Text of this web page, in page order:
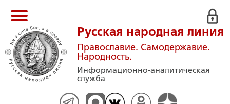
Русская народная линия
Православие. Самодержавие.
Народность.
Информационно-аналитическая
служба